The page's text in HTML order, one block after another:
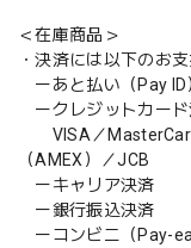
＜在庫商品＞
・決済には以下のお
ーあと払い（Pay ID
ークレジットカード
VISA／MasterCard
（AMEX）／JCB
ーキャリア決済
ー銀行振込決済
ーコンビニ（Pay-